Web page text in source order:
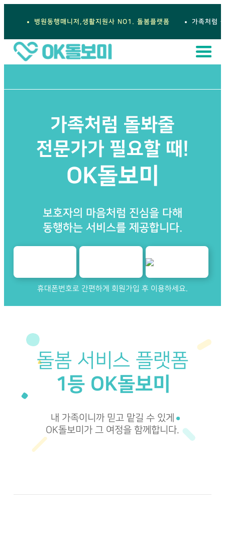
병원동행매니저,생활지원사 NO1. 돌봄플랫폼 가족처럼
가족처럼 돌봐줄
전문가가 필요할 때!
OK돌보미
보호자의 마음처럼 진심을 다해
동행하는 서비스를 제공합니다.
휴대폰번호로 간편하게 회원가입 후 이용하세요.
돌봄 서비스 플랫폼
1등 OK돌보미
내 가족이니까 믿고 맡길 수 있게
OK돌보미가 그 여정을 함께합니다.